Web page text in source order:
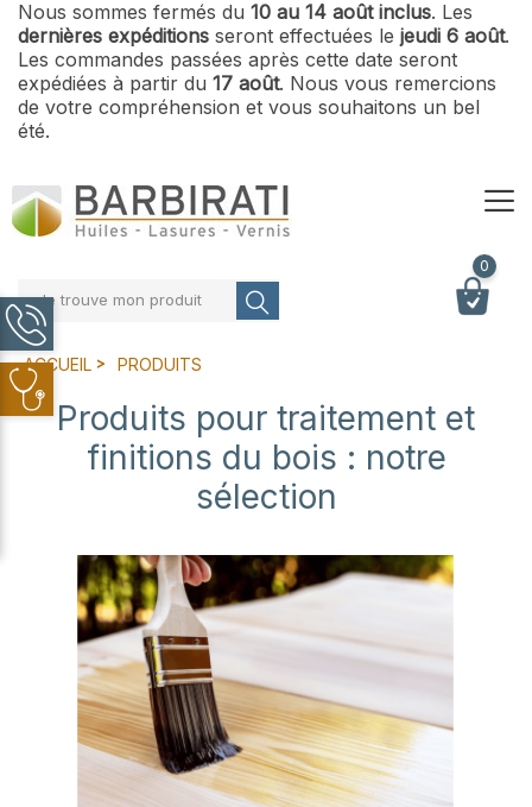
Nous sommes fermés du 10 au 14 août inclus. Les
dernières expéditions seront effectuées le jeudi 6 août.
Les commandes passées après cette date seront
expédiées à partir du 17 août. Nous vous remercions
de votre compréhension et vous souhaitons un bel
été.
Je trouve mon produit
0
ACCUEIL PRODUITS
Produits pour traitement et
finitions du bois : notre
sélection